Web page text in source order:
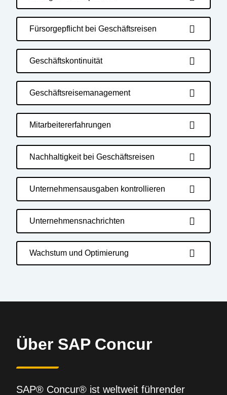
Fürsorgepflicht bei Geschäftsreisen
Geschäftskontinuität
Geschäftsreisemanagement
Mitarbeitererfahrungen
Nachhaltigkeit bei Geschäftsreisen
Unternehmensausgaben kontrollieren
Unternehmensnachrichten
Wachstum und Optimierung
Über SAP Concur
SAP® Concur® ist weltweit führender